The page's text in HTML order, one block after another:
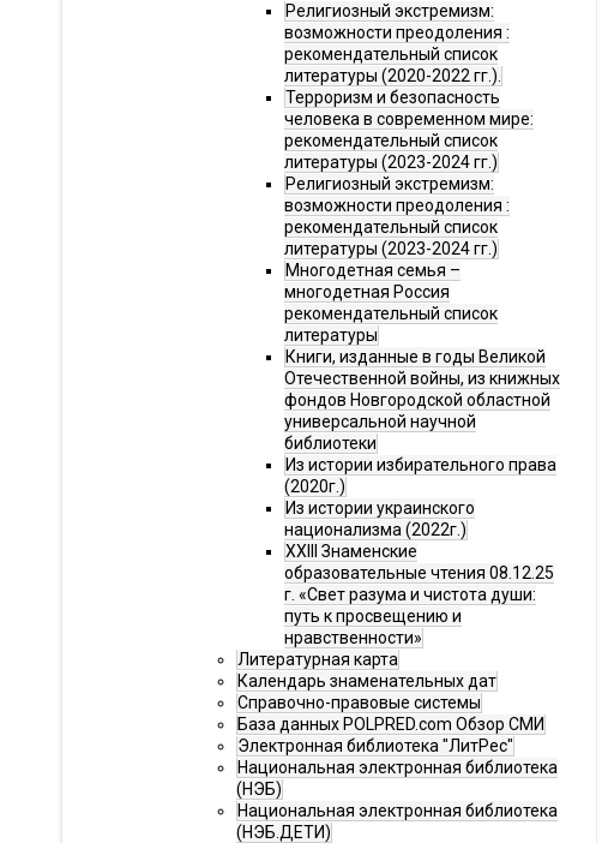
Религиозный экстремизм:
возможности преодоления :
рекомендательный список
литературы (2020-2022 гг.).
Терроризм и безопасность
человека в современном мире:
рекомендательный список
литературы (2023-2024 гг.)
Религиозный экстремизм:
возможности преодоления :
рекомендательный список
литературы (2023-2024 гг.)
Многодетная семья –
многодетная Россия
рекомендательный список
литературы
Книги, изданные в годы Великой
Отечественной войны, из книжных
фондов Новгородской областной
универсальной научной
библиотеки
Из истории избирательного права
(2020г.)
Из истории украинского
национализма (2022г.)
XXIII Знаменские
образовательные чтения 08.12.25
г. «Свет разума и чистота души:
путь к просвещению и
нравственности»
Литературная карта
Календарь знаменательных дат
Справочно-правовые системы
База данных POLPRED.com Обзор СМИ
Электронная библиотека "ЛитРес"
Национальная электронная библиотека
(НЭБ)
Национальная электронная библиотека
(НЭБ.ДЕТИ)